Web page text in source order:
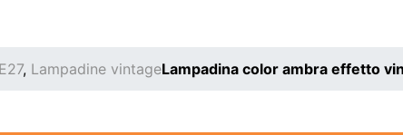
, Lampadine vintageLampadina color ambra effetto